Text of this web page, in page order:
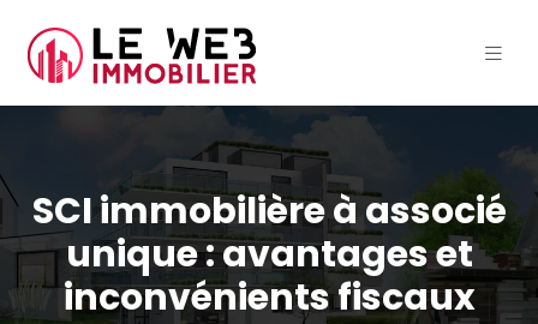
SCI immobilière à associé
unique : avantages et
inconvénients fiscaux